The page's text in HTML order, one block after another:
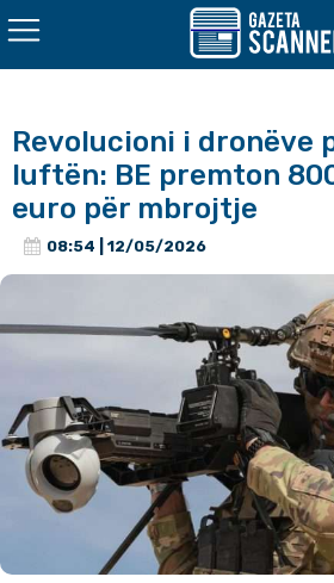
Revolucioni i dronëve
luftën: BE premton
euro për mbrojtje
08:54 | 12/05/2026